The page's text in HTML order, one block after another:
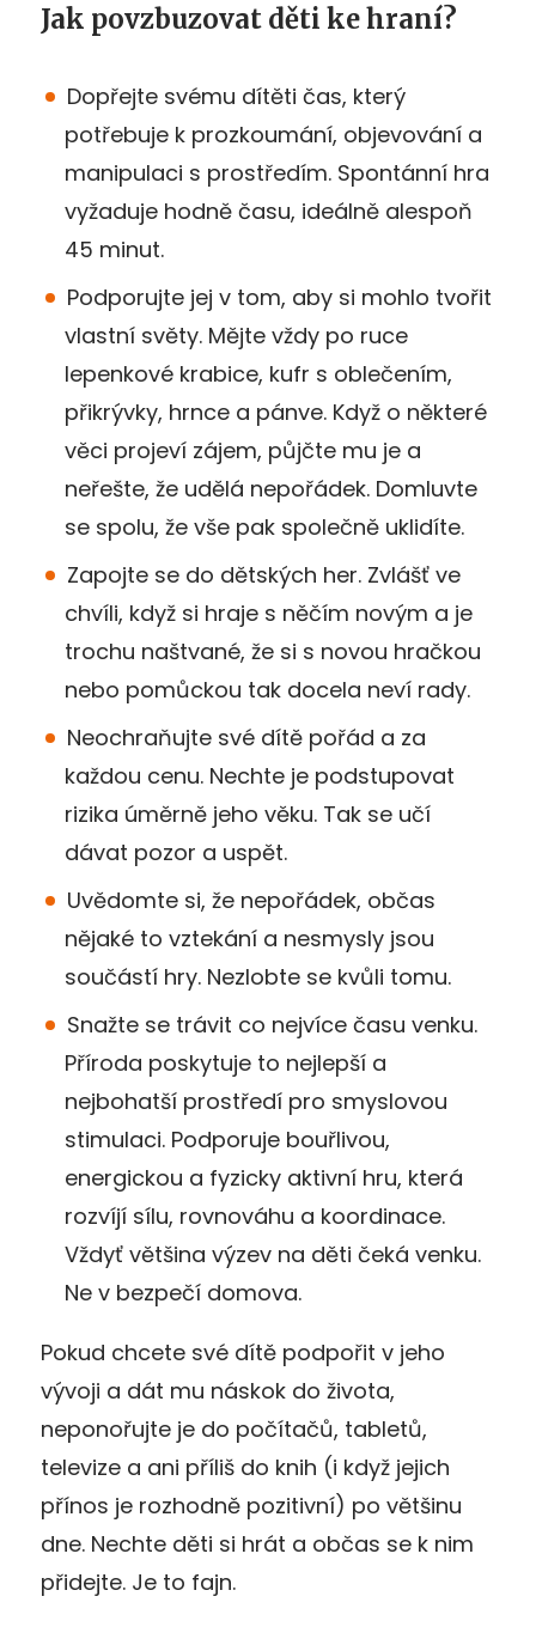
Jak povzbuzovat děti ke hraní?
Dopřejte svému dítěti čas, který
potřebuje k prozkoumání, objevování a
manipulaci s prostředím. Spontánní hra
vyžaduje hodně času, ideálně alespoň
45 minut.
Podporujte jej v tom, aby si mohlo tvořit
vlastní světy. Mějte vždy po ruce
lepenkové krabice, kufr s oblečením,
přikrývky, hrnce a pánve. Když o některé
věci projeví zájem, půjčte mu je a
neřešte, že udělá nepořádek. Domluvte
se spolu, že vše pak společně uklidíte.
Zapojte se do dětských her. Zvlášť ve
chvíli, když si hraje s něčím novým a je
trochu naštvané, že si s novou hračkou
nebo pomůckou tak docela neví rady.
Neochraňujte své dítě pořád a za
každou cenu. Nechte je podstupovat
rizika úměrně jeho věku. Tak se učí
dávat pozor a uspět.
Uvědomte si, že nepořádek, občas
nějaké to vztekání a nesmysly jsou
součástí hry. Nezlobte se kvůli tomu.
Snažte se trávit co nejvíce času venku.
Příroda poskytuje to nejlepší a
nejbohatší prostředí pro smyslovou
stimulaci. Podporuje bouřlivou,
energickou a fyzicky aktivní hru, která
rozvíjí sílu, rovnováhu a koordinace.
Vždyť většina výzev na děti čeká venku.
Ne v bezpečí domova.
Pokud chcete své dítě podpořit v jeho
vývoji a dát mu náskok do života,
neponořujte je do počítačů, tabletů,
televize a ani příliš do knih (i když jejich
přínos je rozhodně pozitivní) po většinu
dne. Nechte děti si hrát a občas se k nim
přidejte. Je to fajn.